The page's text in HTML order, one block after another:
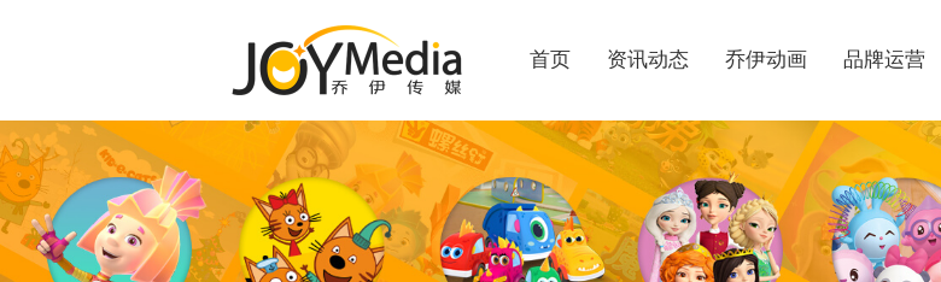
首页 资讯动态 乔伊动画 品牌运营